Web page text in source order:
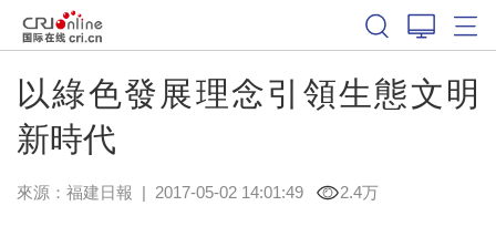
以綠色發展理念引領生態文明
新時代
來源： 福建日報 | 2017-05-02 14:01:49 2.4万